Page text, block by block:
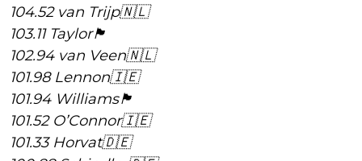
104.52 van Trijp🇳🇱
103.11 Taylor🏴󠁧󠁢󠁥󠁮󠁧󠁿
102.94 van Veen🇳🇱
101.98 Lennon🇮🇪
101.94 Williams🏴󠁧󠁢󠁥󠁮󠁧󠁿
101.52 O’Connor🇮🇪
101.33 Horvat🇩🇪